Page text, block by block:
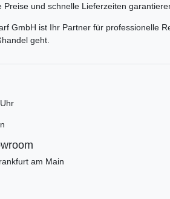
und schnelle Lieferzeiten
GmbH ist Ihr Partner für professionelle
geht.
am Main